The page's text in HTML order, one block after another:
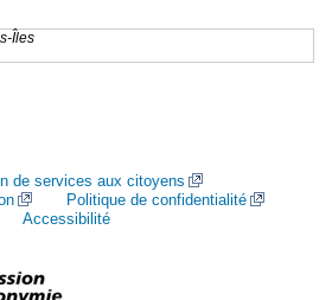
Îles
de services aux citoyens
Politique de confidentialité
Accessibilité